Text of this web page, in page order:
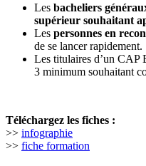
Les bacheliers
supérieur souhaitant
Les personnes en
de se lancer rapidement.
Les titulaires d’un CAP
3 minimum souhaitant
Téléchargez les fiches :
>> infographie
>> fiche formation